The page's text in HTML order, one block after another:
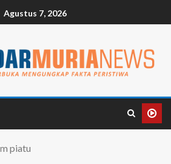
Agustus 7, 2026
piatu